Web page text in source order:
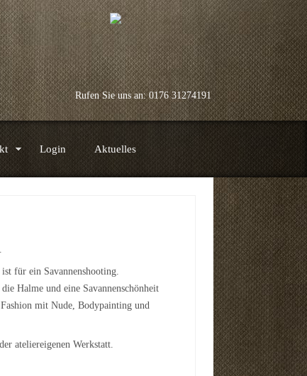
Rufen Sie uns an: 0176 31274191
Login Aktuelles
für ein Savannenshooting.
Halme und eine Savannenschönheit
mit Nude, Bodypainting und
ateliereigenen Werkstatt.